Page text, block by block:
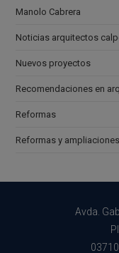
Manolo Cabrera
Noticias arquitectos
Nuevos proyectos
Recomendaciones en
Reformas
Reformas y
Avda.